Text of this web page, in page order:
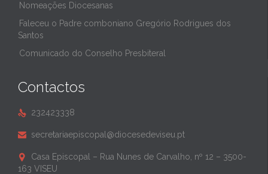
Nomeações Diocesanas
Faleceu o Padre comboniano Gregório Rodrigues dos
Santos
Comunicado do Conselho Presbiteral
Contactos
 232423338
 secretariaepiscopal@diocesedeviseu.pt

Casa Episcopal – Rua Nunes de Carvalho, nº 12 – 3500-
163 VISEU